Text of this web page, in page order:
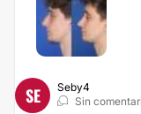
SE
Seby4
Sin